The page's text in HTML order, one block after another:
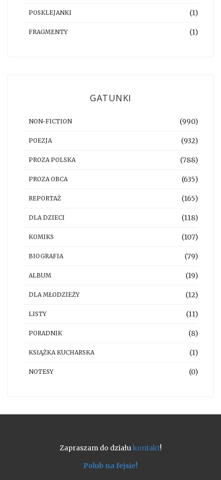
POSKLEJANKI (1)
FRAGMENTY (1)
GATUNKI
NON-FICTION (990)
POEZJA (932)
PROZA POLSKA (788)
PROZA OBCA (635)
REPORTAŻ (165)
DLA DZIECI (118)
KOMIKS (107)
BIOGRAFIA (79)
ALBUM (19)
DLA MŁODZIEŻY (12)
LISTY (11)
PORADNIK (8)
KSIĄŻKA KUCHARSKA (1)
NOTESY (0)
Zapraszam do działukontakt!
Polub na fejsie!